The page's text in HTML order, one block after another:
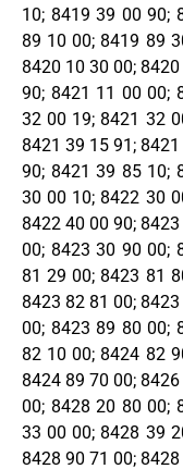
10; 8419 39 00 90;
89 10 00; 8419 89
8420 10 30 00;
90; 8421 11 00 00;
32 00 19; 8421 32
8421 39 15 91;
90; 8421 39 85 10;
30 00 10; 8422 30
8422 40 00 90;
00; 8423 30 90 00;
81 29 00; 8423 81
8423 82 81 00;
00; 8423 89 80 00;
82 10 00; 8424 82
8424 89 70 00;
00; 8428 20 80 00;
33 00 00; 8428 39
8428 90 71 00;